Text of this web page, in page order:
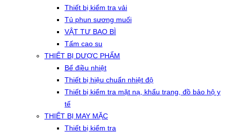
Thiết bị kiểm tra vải
Tủ phun sương muối
VẬT TƯ BAO BÌ
Tấm cao su
THIẾT BỊ DƯỢC PHẨM
Bể điều nhiệt
Thiết bị hiệu chuẩn nhiệt độ
Thiết bị kiểm tra mặt nạ, khẩu trang, đồ bảo hộ y
tế
THIẾT BỊ MAY MẶC
Thiết bị kiểm tra